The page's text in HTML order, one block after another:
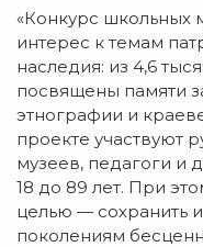
«Конкурс школьных
интерес к темам
наследия: из 4,6
посвящены памяти
этнографии и
проекте участвуют
музеев, педагоги и
18 до 89 лет. При
целью — сохранить
поколениям